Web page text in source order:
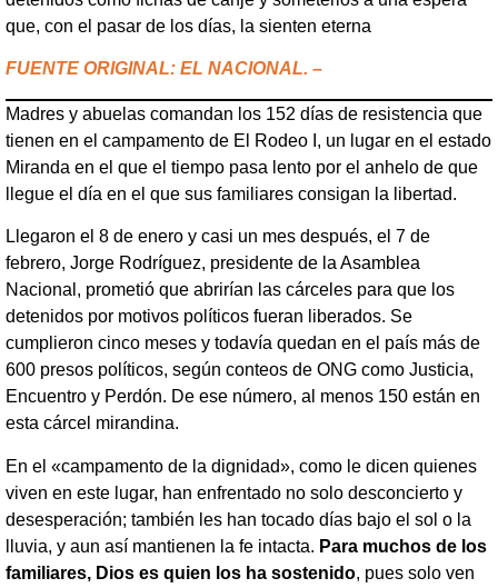
que, con el pasar de los días, la sienten eterna
FUENTE ORIGINAL: EL NACIONAL. –
Madres y abuelas comandan los 152 días de resistencia que
tienen en el campamento de El Rodeo I, un lugar en el estado
Miranda en el que el tiempo pasa lento por el anhelo de que
llegue el día en el que sus familiares consigan la libertad.
Llegaron el 8 de enero y casi un mes después, el 7 de
febrero, Jorge Rodríguez, presidente de la Asamblea
Nacional, prometió que abrirían las cárceles para que los
detenidos por motivos políticos fueran liberados. Se
cumplieron cinco meses y todavía quedan en el país más de
600 presos políticos, según conteos de ONG como Justicia,
Encuentro y Perdón. De ese número, al menos 150 están en
esta cárcel mirandina.
En el «campamento de la dignidad», como le dicen quienes
viven en este lugar, han enfrentado no solo desconcierto y
desesperación; también les han tocado días bajo el sol o la
lluvia, y aun así mantienen la fe intacta. Para muchos de los
familiares, Dios es quien los ha sostenido, pues solo ven